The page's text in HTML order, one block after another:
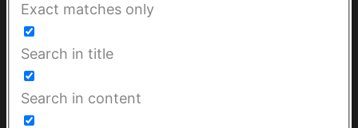
Exact matches only
Search in title
Search in content